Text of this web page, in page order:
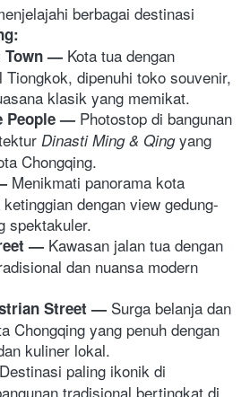
berbagai destinasi
Town — Kota tua dengan
dipenuhi toko souvenir,
klasik yang memikat.
People — Photostop di bangunan
Dinasti Ming & Qing yang
Chongqing.
Menikmati panorama kota
dengan view gedung-
spektakuler.
— Kawasan jalan tua dengan
dan nuansa modern
Street — Surga belanja dan
Chongqing yang penuh dengan
kuliner lokal.
Destinasi paling ikonik di
tradisional bertingkat di